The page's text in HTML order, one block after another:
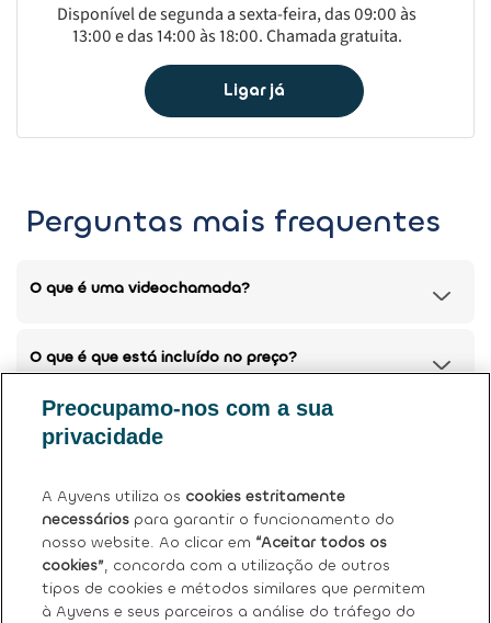
Disponível de segunda a sexta-feira, das 09:00 às
13:00 e das 14:00 às 18:00. Chamada gratuita.
Ligar já
Perguntas mais frequentes
O que é uma videochamada?
O que é que está incluído no preço?
Posso devolver o meu carro atual?
Tem mais dúvidas?Ver perguntas frequentes (FAQ)
Preocupamo-nos com a sua
privacidade
A Ayvens utiliza os cookies estritamente
necessários para garantir o funcionamento do
nosso website. Ao clicar em “Aceitar todos os
cookies”, concorda com a utilização de outros
tipos de cookies e métodos similares que permitem
à Ayvens e seus parceiros a análise do tráfego do